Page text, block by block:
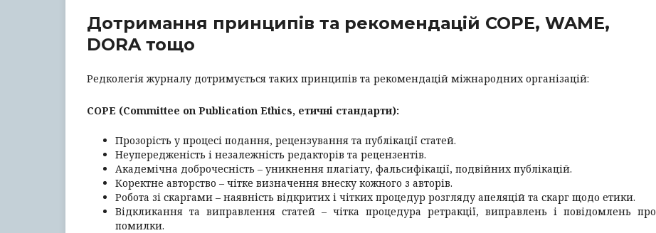
Дотримання принципів та рекомендацій COPE, WAME,
DORA тощо
Редколегія журналу дотримується таких принципів та рекомендацій міжнародних організацій:
COPE (Committee on Publication Ethics, етичні стандарти):
Прозорість у процесі подання, рецензування та публікації статей.
Неупередженість і незалежність редакторів та рецензентів.
Академічна доброчесність – уникнення плагіату, фальсифікації, подвійних публікацій.
Коректне авторство – чітке визначення внеску кожного з авторів.
Робота зі скаргами – наявність відкритих і чітких процедур розгляду апеляцій та скарг щодо етики.
Відкликання та виправлення статей – чітка процедура ретракції, виправлень і повідомлень про
помилки.